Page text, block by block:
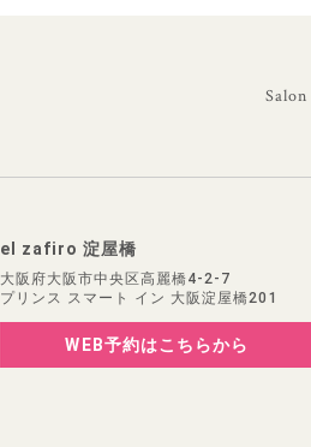
Salon
el zafiro 淀屋橋
大阪府大阪市中央区高麗橋4-2-7
プリンス スマート イン 大阪淀屋橋201
WEB予約はこちらから